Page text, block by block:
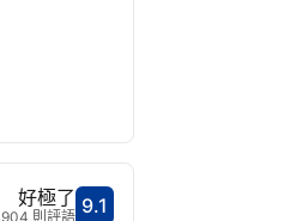
分數9.1分
9.1
好極了
904 則評語